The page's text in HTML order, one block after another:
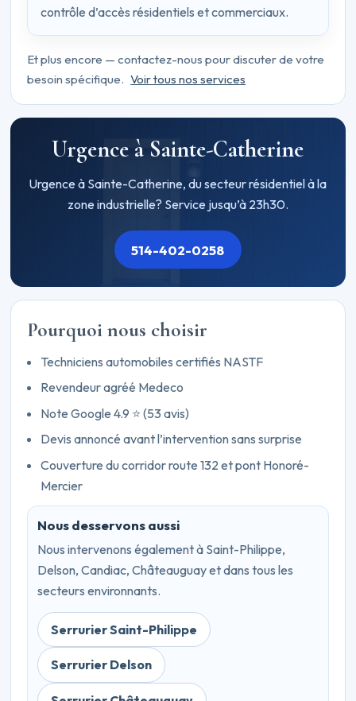
contrôle d’accès résidentiels et commerciaux.
Et plus encore — contactez-nous pour discuter de votre
besoin spécifique. Voir tous nos services
Urgence à Sainte-Catherine
Urgence à Sainte-Catherine, du secteur résidentiel à la
zone industrielle? Service jusqu’à 23h30.
514-402-0258
Pourquoi nous choisir
Techniciens automobiles certifiés NASTF
Revendeur agréé Medeco
Note Google 4.9 ⭐ (53 avis)
Devis annoncé avant l’intervention sans surprise
Couverture du corridor route 132 et pont Honoré-
Mercier
Nous desservons aussi
Nous intervenons également à Saint-Philippe,
Delson, Candiac, Châteauguay et dans tous les
secteurs environnants.
Serrurier Saint-Philippe
Serrurier Delson